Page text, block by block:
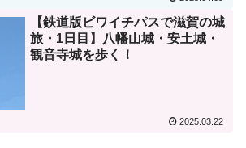
【鉄道版ビワイチパスで滋賀の城
旅・1日目】八幡山城・安土城・
観音寺城を歩く！
2025.03.22